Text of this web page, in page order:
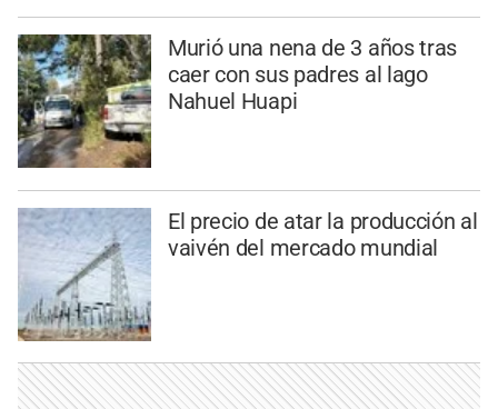
Murió una nena de 3 años tras
caer con sus padres al lago
Nahuel Huapi
El precio de atar la producción al
vaivén del mercado mundial